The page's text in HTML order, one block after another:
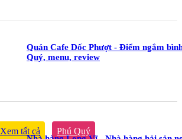
Quán Cafe Dốc Phượt - Điểm ngắm
Quý, menu, review
Xem tất cả Phú Quý